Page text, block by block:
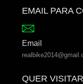
EMAIL PARA
Email
QUER